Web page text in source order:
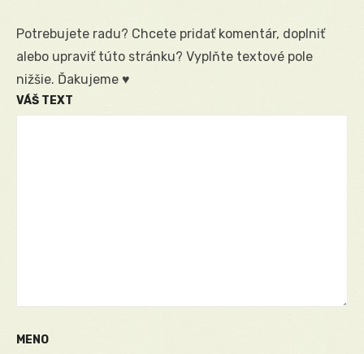
Potrebujete radu? Chcete pridať komentár, doplniť
alebo upraviť túto stránku? Vyplňte textové pole
nižšie. Ďakujeme ♥
VÁŠ TEXT
MENO